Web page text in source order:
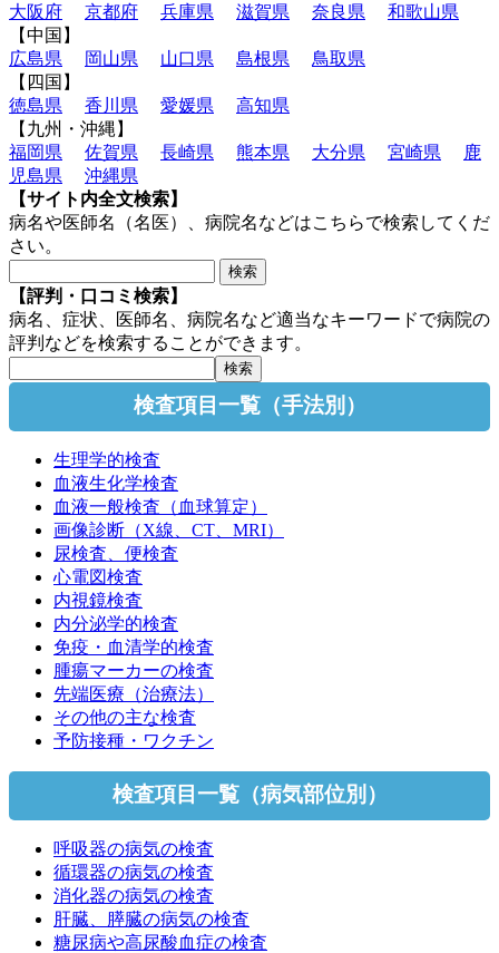
大阪府
京都府 兵庫県 滋賀県 奈良県
和歌山県
【中国】
広島県
岡山県 山口県 島根県
鳥取県
【四国】
徳島県
香川県 愛媛県
高知県
【九州・沖縄】
福岡県
佐賀県 長崎県 熊本県 大分県 宮崎県
鹿
児島県
沖縄県
【サイト内全文検索】
病名や医師名（名医）、病院名などはこちらで検索してくだ
さい。
【評判・口コミ検索】
病名、症状、医師名、病院名など適当なキーワードで病院の
評判などを検索することができます。
検査項目一覧（手法別）
生理学的検査
血液生化学検査
血液一般検査（血球算定）
画像診断（X線、CT、MRI）
尿検査、便検査
心電図検査
内視鏡検査
内分泌学的検査
免疫・血清学的検査
腫瘍マーカーの検査
先端医療（治療法）
その他の主な検査
予防接種・ワクチン
検査項目一覧（病気部位別）
呼吸器の病気の検査
循環器の病気の検査
消化器の病気の検査
肝臓、膵臓の病気の検査
糖尿病や高尿酸血症の検査